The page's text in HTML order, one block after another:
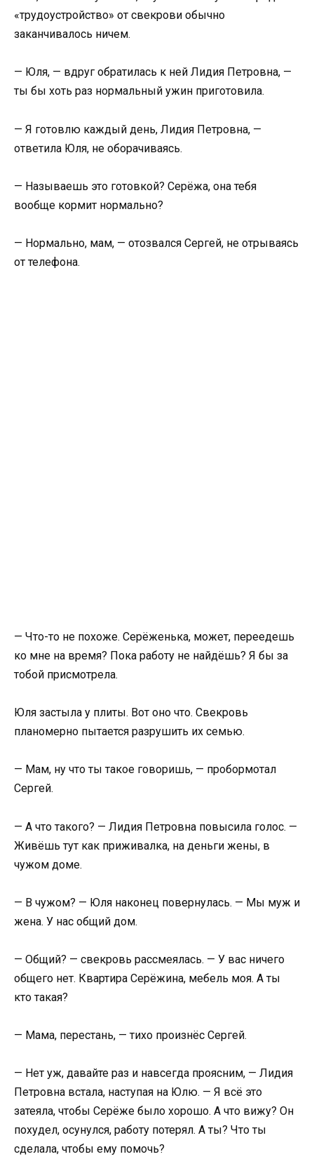
«трудоустройство» от свекрови обычно
заканчивалось ничем.
— Юля, — вдруг обратилась к ней Лидия Петровна, —
ты бы хоть раз нормальный ужин приготовила.
— Я готовлю каждый день, Лидия Петровна, —
ответила Юля, не оборачиваясь.
— Называешь это готовкой? Серёжа, она тебя
вообще кормит нормально?
— Нормально, мам, — отозвался Сергей, не отрываясь
от телефона.
— Что-то не похоже. Серёженька, может, переедешь
ко мне на время? Пока работу не найдёшь? Я бы за
тобой присмотрела.
Юля застыла у плиты. Вот оно что. Свекровь
планомерно пытается разрушить их семью.
— Мам, ну что ты такое говоришь, — пробормотал
Сергей.
— А что такого? — Лидия Петровна повысила голос. —
Живёшь тут как приживалка, на деньги жены, в
чужом доме.
— В чужом? — Юля наконец повернулась. — Мы муж и
жена. У нас общий дом.
— Общий? — свекровь рассмеялась. — У вас ничего
общего нет. Квартира Серёжина, мебель моя. А ты
кто такая?
— Мама, перестань, — тихо произнёс Сергей.
— Нет уж, давайте раз и навсегда проясним, — Лидия
Петровна встала, наступая на Юлю. — Я всё это
затеяла, чтобы Серёже было хорошо. А что вижу? Он
похудел, осунулся, работу потерял. А ты? Что ты
сделала, чтобы ему помочь?